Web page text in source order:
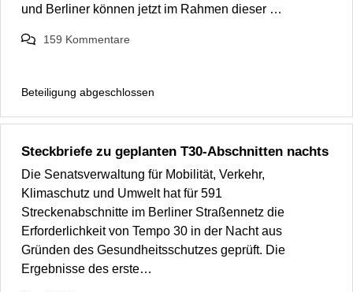
und Berliner können jetzt im Rahmen dieser …
159 Kommentare
Beteiligung abgeschlossen
Steckbriefe zu geplanten T30-Abschnitten nachts
Die Senatsverwaltung für Mobilität, Verkehr,
Klimaschutz und Umwelt hat für 591
Streckenabschnitte im Berliner Straßennetz die
Erforderlichkeit von Tempo 30 in der Nacht aus
Gründen des Gesundheitsschutzes geprüft. Die
Ergebnisse des erste…